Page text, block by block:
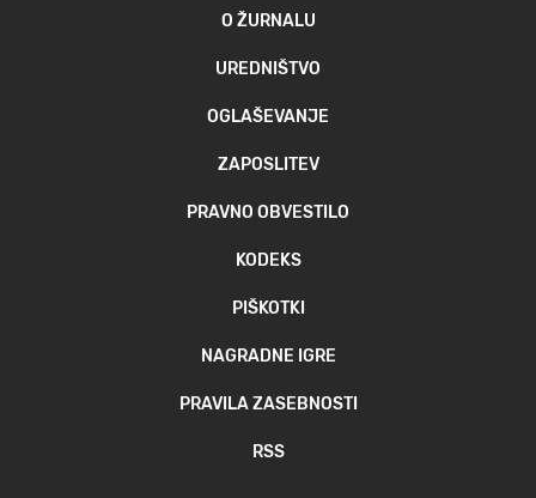
O ŽURNALU
UREDNIŠTVO
OGLAŠEVANJE
ZAPOSLITEV
PRAVNO OBVESTILO
KODEKS
PIŠKOTKI
NAGRADNE IGRE
PRAVILA ZASEBNOSTI
RSS